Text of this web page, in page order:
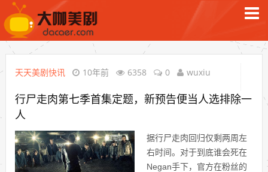
天天美剧快讯 10年前 6358 0 wuxiu
行尸走肉第七季首集定题，新预告便当人选排除一
人
据行尸走肉回归仅剩两周左
右时间。对于到底谁会死在
Negan手下，官方在粉丝的